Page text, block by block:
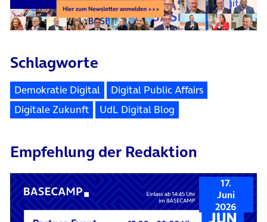
Schlagworte
Demokratie Digital
Digital Public Affairs
Digitale Zukunft
UdL Digital Blog
Empfehlung der Redaktion
17.
Juni
2026